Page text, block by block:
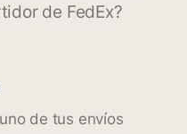
de FedEx?
de tus envíos